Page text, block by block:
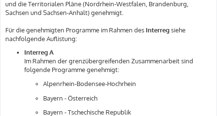
und die Territorialen Pläne (Nordrhein-Westfalen, Brandenburg,
Sachsen und Sachsen-Anhalt) genehmigt.
Für die genehmigten Programme im Rahmen des Interregsiehe
nachfolgende Auflistung:
Interreg A
Im Rahmen der grenzübergreifenden Zusammenarbeit sind
folgende Programme genehmigt:
Alpenrhein-Bodensee-Hochrhein
Bayern - Österreich
Bayern - Tschechische Republik